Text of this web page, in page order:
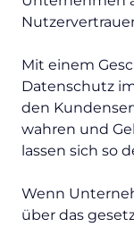
Mit einem
Datenschutz
den
wahren und
lassen sich so
Wenn
über das